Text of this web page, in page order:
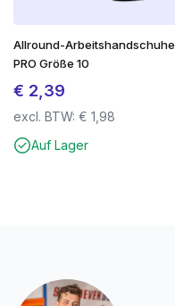
Allround-Arbeitshandschuhe
PRO Größe 10
€ 2,39
excl. BTW: € 1,98
Auf Lager